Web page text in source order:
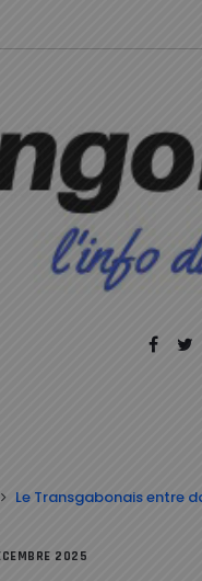
Le Transgabonais entre
2025